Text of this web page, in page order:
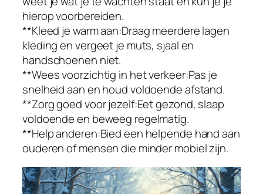
hierop voorbereiden.
**Kleed je warm aan:Draag meerdere lagen
kleding en vergeet je muts, sjaal en
handschoenen niet.
**Wees voorzichtig in het verkeer:Pas je
snelheid aan en houd voldoende afstand.
**Zorg goed voor jezelf:Eet gezond, slaap
voldoende en beweeg regelmatig.
**Help anderen:Bied een helpende hand aan
ouderen of mensen die minder mobiel zijn.